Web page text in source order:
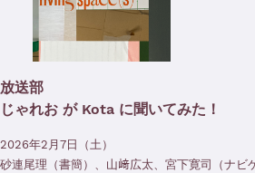
放送部
じゃれお が Kota に聞いてみた！
2026年2月7日（土）
砂連尾理（書簡）、山﨑広太、宮下寛司（ナビ